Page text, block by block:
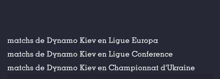
matchs de Dynamo Kiev en Ligue Europa
matchs de Dynamo Kiev en Ligue Conference
matchs de Dynamo Kiev en Championnat d'Ukraine